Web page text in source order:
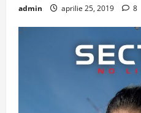
admin aprilie 25, 2019 8